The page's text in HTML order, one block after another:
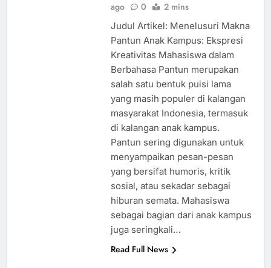
ago
0 2 mins
Judul Artikel: Menelusuri Makna
Pantun Anak Kampus: Ekspresi
Kreativitas Mahasiswa dalam
Berbahasa Pantun merupakan
salah satu bentuk puisi lama
yang masih populer di kalangan
masyarakat Indonesia, termasuk
di kalangan anak kampus.
Pantun sering digunakan untuk
menyampaikan pesan-pesan
yang bersifat humoris, kritik
sosial, atau sekadar sebagai
hiburan semata. Mahasiswa
sebagai bagian dari anak kampus
juga seringkali…
Read Full News